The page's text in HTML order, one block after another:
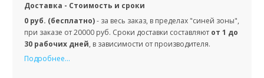
Доставка - Стоимость и сроки
0 руб. (бесплатно)- за весь заказ, в пределах "синей зоны",
при заказе от 20000 руб. Сроки доставки составляют от 1 до
30 рабочих дней, в зависимости от производителя.
Подробнее...